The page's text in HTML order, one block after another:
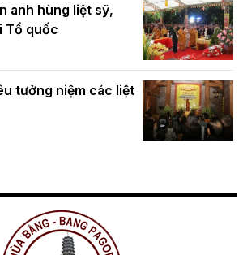
anh hùng liệt sỹ,
Tổ quốc
tưởng niệm các liệt